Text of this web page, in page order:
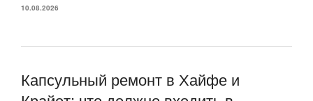
10.08.2026
Капсульный ремонт в Хайфе и